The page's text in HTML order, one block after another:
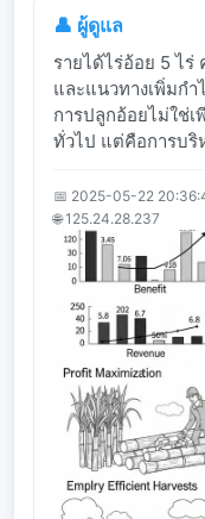
👤 ผู้ดูแล
รายได้ไร่อ้อย 5 ไร่
และแนวทางเพิ่มกำ
การปลูกอ้อยไม่ใช่เ
ทั่วไป แต่คือการบริ
📅 2025-05-22
🌐 125.24.28.237